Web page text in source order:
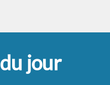
jour